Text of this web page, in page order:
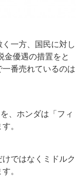
一方、国民に対し
金優遇の措置をと
番売れているのは
、ホンダは「フィ
。
ではなくミドルク
。